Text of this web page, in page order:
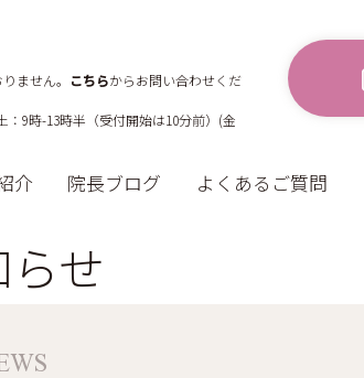
ません。 こちらからお問い合わせくだ
9時-13時半（受付開始は10分前）(金
介 院長ブログ よくあるご質問
せ